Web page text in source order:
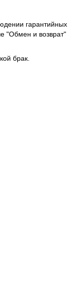
гарантийных
"Обмен и возврат"
брак.